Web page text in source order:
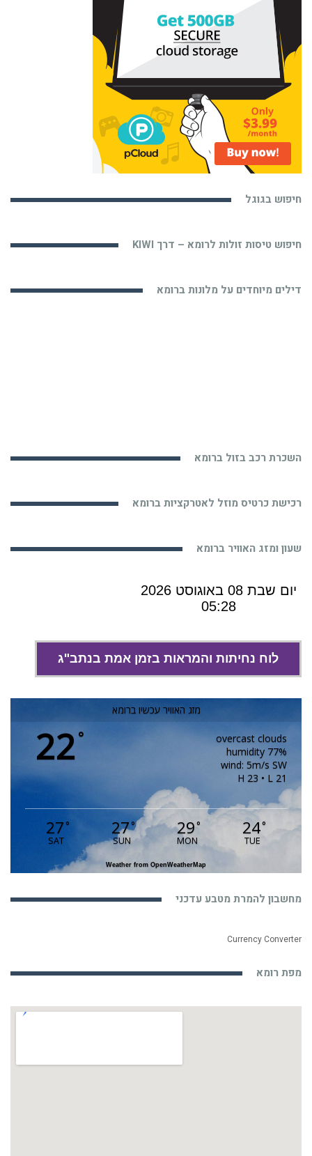
חיפוש בגוגל
חיפוש טיסות זולות לרומא – דרך KIWI
דילים מיוחדים על מלונות ברומא
השכרת רכב בזול ברומא
רכישת כרטיס מוזל לאטרקציות ברומא
שעון ומזג האוויר ברומא
לוח נחיתות והמראות בזמן אמת בנתב"ג
מזג האוויר עכשיו ברומא
22 °
overcast clouds
77% humidity
wind: 5m/s SW
H 23 • L 21
27 °
SAT
27°
SUN
29°
MON
24°
TUE
Weather from OpenWeatherMap
מחשבון להמרת מטבע עדכני
Currency Converter
מפת רומא